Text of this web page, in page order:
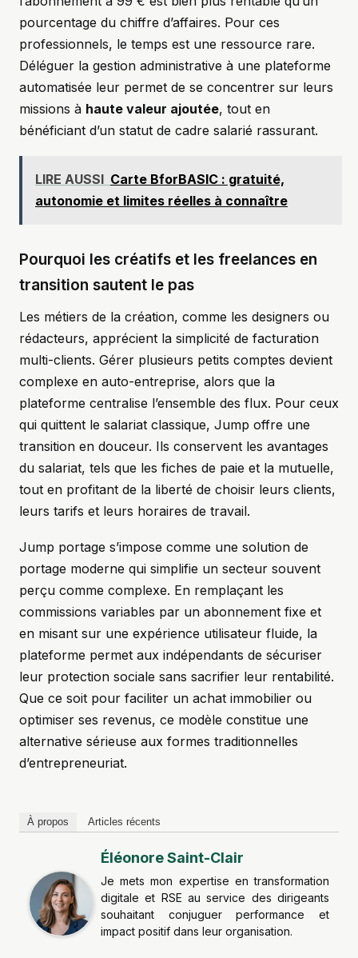
pourcentage du chiffre d’affaires. Pour ces
professionnels, le temps est une ressource rare.
Déléguer la gestion administrative à une plateforme
automatisée leur permet de se concentrer sur leurs
missions à haute valeur ajoutée, tout en
bénéficiant d’un statut de cadre salarié rassurant.
LIRE AUSSI Carte BforBASIC : gratuité,
autonomie et limites réelles à connaître
Pourquoi les créatifs et les freelances en
transition sautent le pas
Les métiers de la création, comme les designers ou
rédacteurs, apprécient la simplicité de facturation
multi-clients. Gérer plusieurs petits comptes devient
complexe en auto-entreprise, alors que la
plateforme centralise l’ensemble des flux. Pour ceux
qui quittent le salariat classique, Jump offre une
transition en douceur. Ils conservent les avantages
du salariat, tels que les fiches de paie et la mutuelle,
tout en profitant de la liberté de choisir leurs clients,
leurs tarifs et leurs horaires de travail.
Jump portage s’impose comme une solution de
portage moderne qui simplifie un secteur souvent
perçu comme complexe. En remplaçant les
commissions variables par un abonnement fixe et
en misant sur une expérience utilisateur fluide, la
plateforme permet aux indépendants de sécuriser
leur protection sociale sans sacrifier leur rentabilité.
Que ce soit pour faciliter un achat immobilier ou
optimiser ses revenus, ce modèle constitue une
alternative sérieuse aux formes traditionnelles
d’entrepreneuriat.
À propos Articles récents
Éléonore Saint-Clair
Je mets mon expertise en transformation
digitale et RSE au service des dirigeants
souhaitant conjuguer performance et
impact positif dans leur organisation.